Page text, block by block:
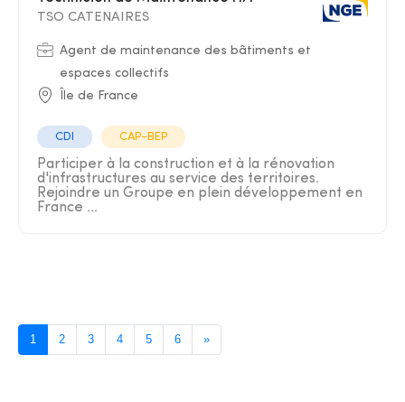
TSO CATENAIRES
Agent de maintenance des bâtiments et
espaces collectifs
Île de France
CDI CAP-BEP
Participer à la construction et à la rénovation
d'infrastructures au service des territoires.
Rejoindre un Groupe en plein développement en
France ...
1 2 3 4 5 6 »